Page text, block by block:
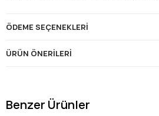
Tasarımın imzasını gold ton metal
gövdenin alt orta kısmında yer alan gold
çekme ucunda konumlanan gold UCB
Bnt-1717'nin en pratik yönü, çift
yapısıdır. Ana bölme ve önündeki ek
ÖDEME SEÇENEKLERI
ÜRÜN ÖNERILERI
Benzer Ürünler